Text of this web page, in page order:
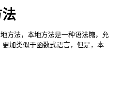
方法，本地方法是一种语法糖，允
加类似于函数式语言，但是，本